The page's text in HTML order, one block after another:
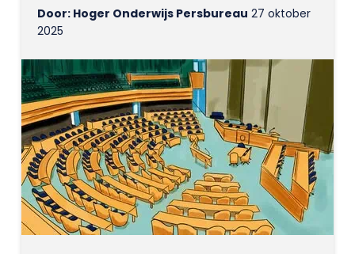
Door: Hoger Onderwijs Persbureau 27 oktober
2025